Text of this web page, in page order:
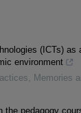
(ICTs) as
environment
Memories
the pedagogy